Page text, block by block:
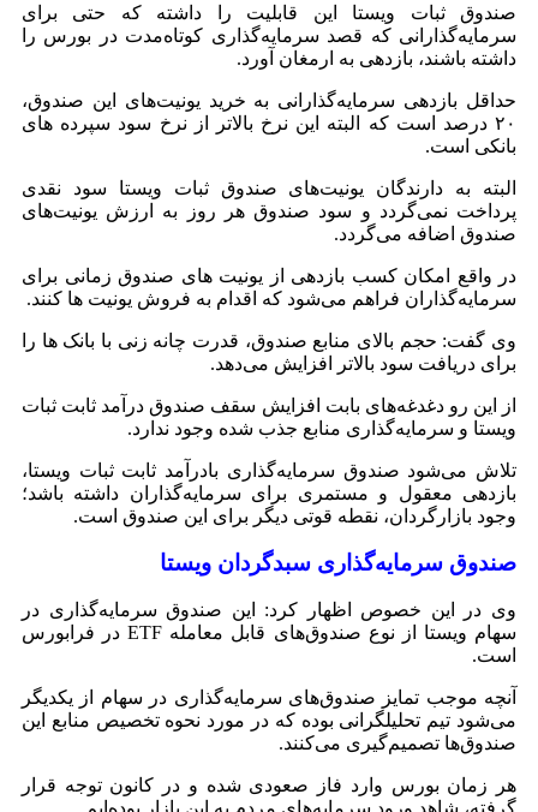
صندوق ثبات ویستا این قابلیت را داشته که حتی برای
سرمایه‌گذارانی که قصد سرمایه‌گذاری کوتاه‌مدت در بورس را
داشته باشند، بازدهی به ارمغان آورد.
حداقل بازدهی سرمایه‌گذارانی به خرید یونیت‌های این صندوق،
۲۰ درصد است که البته این نرخ بالاتر از نرخ سود سپرده های
بانکی است.
البته به دارندگان یونیت‌های صندوق ثبات ویستا سود نقدی
پرداخت نمی‌گردد و سود صندوق هر روز به ارزش یونیت‌های
صندوق اضافه می‌گردد.
در واقع امکان کسب بازدهی از یونیت های صندوق زمانی برای
سرمایه‌گذاران فراهم می‌شود که اقدام به فروش یونیت ها کنند.
وی گفت: حجم بالای منابع صندوق، قدرت چانه زنی با بانک ها را
برای دریافت سود بالاتر افزایش می‌دهد.
از این رو دغدغه‌های بابت افزایش سقف صندوق درآمد ثابت ثبات
ویستا و سرمایه‌گذاری منابع جذب شده وجود ندارد.
تلاش می‌شود صندوق سرمایه‌گذاری بادرآمد ثابت ثبات ویستا،
بازدهی معقول و مستمری برای سرمایه‌گذاران داشته باشد؛
وجود بازارگردان، نقطه قوتی دیگر برای این صندوق است.
صندوق سرمایه‌گذاری سبدگردان ویستا
وی در این خصوص اظهار کرد: این صندوق سرمایه‌گذاری در
سهام ویستا از نوع صندوق‌های قابل معامله ETF در فرابورس
است.
آنچه موجب تمایز صندوق‌های سرمایه‌گذاری در سهام از یکدیگر
می‌شود تیم تحلیلگرانی بوده که در مورد نحوه تخصیص منابع این
صندوق‌ها تصمیم‌گیری می‌کنند.
هر زمان بورس وارد فاز صعودی شده و در کانون توجه قرار